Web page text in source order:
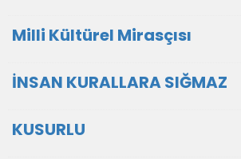
Milli Kültürel Mirasçısı
İNSAN KURALLARA SIĞMAZ
KUSURLU